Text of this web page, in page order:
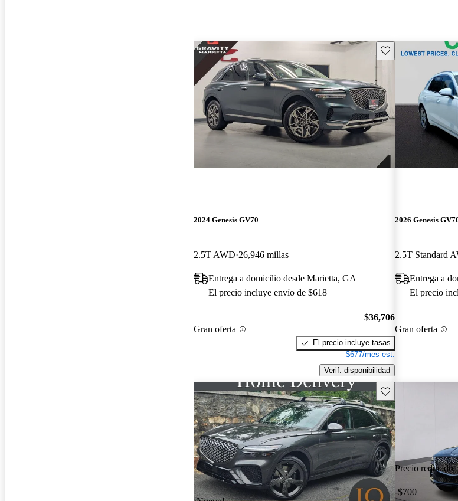
Guarda este Aviso
2024 Genesis GV70
2.5T AWD 26,946 millas
Entrega a domicilio desde Marietta, GA
El precio incluye envío de $618
Gran oferta
$36,706
El precio incluye tasas
$677/mes est.
Verif. disponibilidad
2026 Genesis
2.5T Standard
Entrega a
El precio
Gran oferta
Guarda este Aviso
Precio reducido
-$700